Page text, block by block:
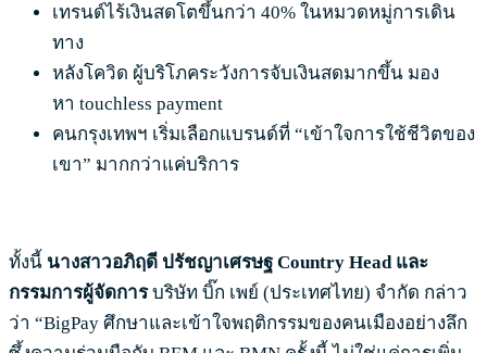
เทรนด์ไร้เงินสดโตขึ้นกว่า 40% ในหมวดหมู่การเดิน
ทาง
หลังโควิด ผู้บริโภคระวังการจับเงินสดมากขึ้น มอง
หา touchless payment
คนกรุงเทพฯ เริ่มเลือกแบรนด์ที่ “เข้าใจการใช้ชีวิตของ
เขา” มากกว่าแค่บริการ
ทั้งนี้ นางสาวอภิฤดี ปรัชญาเศรษฐCountry Head และ
กรรมการผู้จัดการบริษัท บิ๊ก เพย์ (ประเทศไทย) จำกัด กล่าว
ว่า “BigPay ศึกษาและเข้าใจพฤติกรรมของคนเมืองอย่างลึก